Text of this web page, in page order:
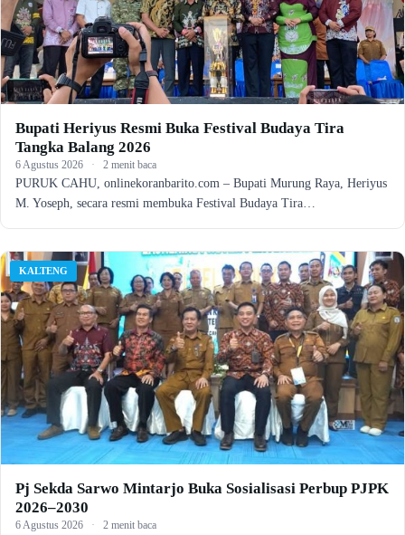
Bupati Heriyus Resmi Buka Festival Budaya Tira
Tangka Balang 2026
6 Agustus 2026 · 2 menit baca
PURUK CAHU, onlinekoranbarito.com – Bupati Murung Raya, Heriyus
M. Yoseph, secara resmi membuka Festival Budaya Tira…
KALTENG
Pj Sekda Sarwo Mintarjo Buka Sosialisasi Perbup PJPK
2026–2030
6 Agustus 2026 · 2 menit baca